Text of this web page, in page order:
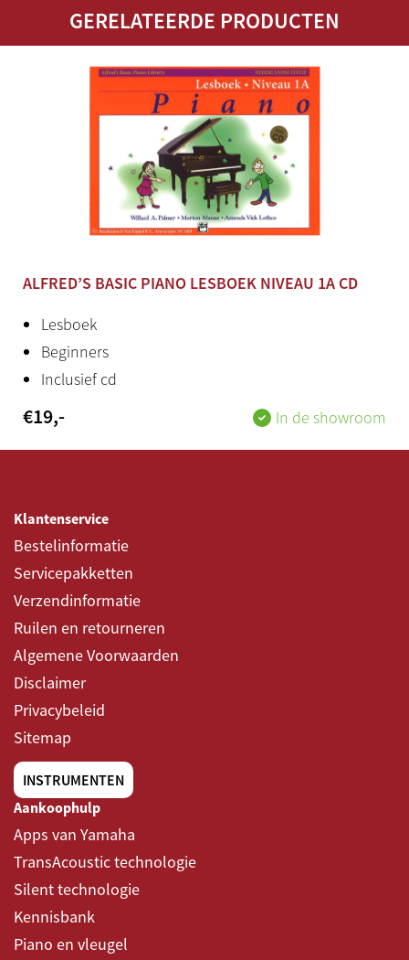
GERELATEERDE PRODUCTEN
ALFRED’S BASIC PIANO LESBOEK NIVEAU 1A CD
Lesboek
Beginners
Inclusief cd
€19,- In de showroom
Klantenservice
Bestelinformatie
Servicepakketten
Verzendinformatie
Ruilen en retourneren
Algemene Voorwaarden
Disclaimer
Privacybeleid
Sitemap
INSTRUMENTEN
Aankoophulp
Apps van Yamaha
TransAcoustic technologie
Silent technologie
Kennisbank
Piano en vleugel